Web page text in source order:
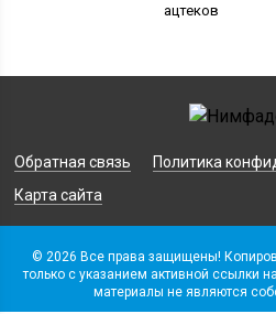
ацтеков
Обратная связь
Политика
Карта сайта
© 2026 Все права защищены!
только с указанием активной ссылки
материалы не являются